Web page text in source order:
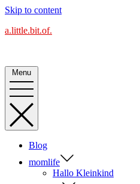
Skip to content
a.little.bit.of.
Menu
Blog
momlife
Hallo Kleinkind